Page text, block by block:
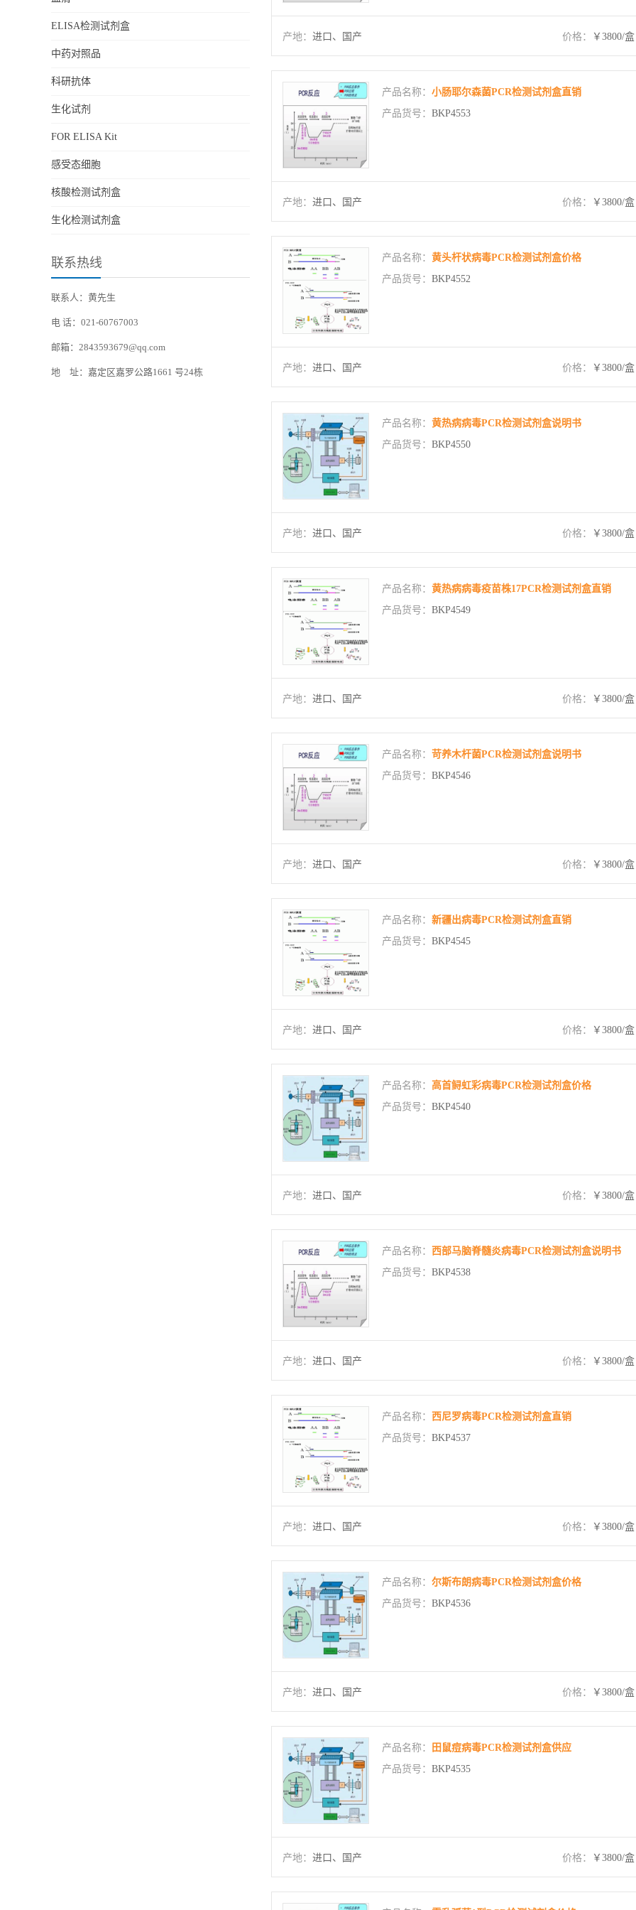
ELISA检测试剂盒
中药对照品
科研抗体
生化试剂
FOR ELISA Kit
感受态细胞
核酸检测试剂盒
生化检测试剂盒
联系热线
联系人：黄先生
电 话：021-60767003
邮箱：2843593679@qq.com
地 址：嘉定区嘉罗公路1661 号24栋
产地： 进口、国产 价格： ￥3800/盒
产品名称： 小肠耶尔森菌PCR检测试剂盒直销
产品货号： BKP4553
产地： 进口、国产 价格： ￥3800/盒
产品名称： 黄头杆状病毒PCR检测试剂盒价格
产品货号： BKP4552
产地： 进口、国产 价格： ￥3800/盒
产品名称： 黄热病病毒PCR检测试剂盒说明书
产品货号： BKP4550
产地： 进口、国产 价格： ￥3800/盒
产品名称： 黄热病病毒疫苗株17PCR检测试剂盒直销
产品货号： BKP4549
产地： 进口、国产 价格： ￥3800/盒
产品名称： 苛养木杆菌PCR检测试剂盒说明书
产品货号： BKP4546
产地： 进口、国产 价格： ￥3800/盒
产品名称： 新疆出病毒PCR检测试剂盒直销
产品货号： BKP4545
产地： 进口、国产 价格： ￥3800/盒
产品名称： 高首鲟虹彩病毒PCR检测试剂盒价格
产品货号： BKP4540
产地： 进口、国产 价格： ￥3800/盒
产品名称： 西部马脑脊髓炎病毒PCR检测试剂盒说明书
产品货号： BKP4538
产地： 进口、国产 价格： ￥3800/盒
产品名称： 西尼罗病毒PCR检测试剂盒直销
产品货号： BKP4537
产地： 进口、国产 价格： ￥3800/盒
产品名称： 尔斯布朗病毒PCR检测试剂盒价格
产品货号： BKP4536
产地： 进口、国产 价格： ￥3800/盒
产品名称：
田鼠痘病毒PCR检测试剂盒供应
产品货号： BKP4535
产地： 进口、国产 价格： ￥3800/盒